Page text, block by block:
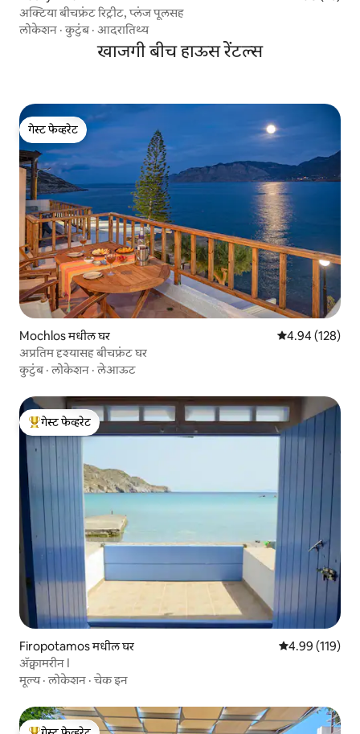
अक्टिया बीचफ्रंट रिट्रीट, प्लंज पूलसह
लोकेशन ·कुटुंब· आदरातिथ्य
खाजगी बीच हाऊस रेंटल्स
गेस्ट फेव्हरेट
गेस्ट फेव्हरेट
Mochlos मधील घर 5 पैकी 4.94
4.94 (128)
अप्रतिम दृश्यासह बीचफ्रंट घर
कुटुंब·लोकेशन ·लेआऊट
टॉप गेस्ट फेव्हरेट
गेस्ट फेव्हरेट
Firopotamos मधील घर 5 पैकी 4.99
4.99 (119)
ॲक्वामरीन I
मूल्य·लोकेशन ·चेक इन